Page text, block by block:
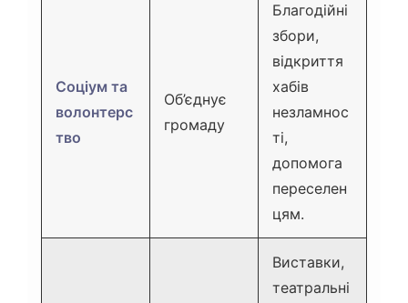
Соціум та
волонтерс
тво
Об’єднує
громаду
Благодійні
збори,
відкриття
хабів
незламнос
ті,
допомога
переселен
цям.
Виставки,
театральні